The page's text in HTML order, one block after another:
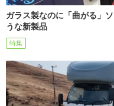
ガラス製なのに「曲がる」
うな新製品
特集